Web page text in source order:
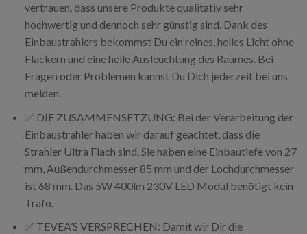
vertrauen, dass unsere Produkte qualitativ sehr
hochwertig und dennoch sehr günstig sind. Dank des
Einbaustrahlers bekommst Du ein reines, helles Licht ohne
Flackern und eine helle Ausleuchtung des Raumes. Bei
Fragen oder Problemen kannst Du Dich jederzeit bei uns
melden.
✅ DIE ZUSAMMENSETZUNG: Bei der Verarbeitung der
Einbaustrahler haben wir darauf geachtet, dass die
Strahler Ultra Flach sind. Sie haben eine Einbautiefe von 27
mm, Außendurchmesser 85 mm und der Lochdurchmesser
ist 68 mm. Das 5W 400lm 230V LED Modul benötigt kein
Trafo.
✅ TEVEA’S VERSPRECHEN: Damit wir Dir die